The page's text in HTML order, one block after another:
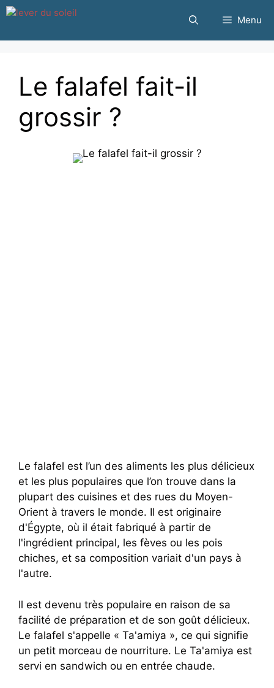
Passer
contenu
Menu
Le falafel fait-il
grossir ?
Le falafel est l’un des aliments les plus délicieux
et les plus populaires que l’on trouve dans la
plupart des cuisines et des rues du Moyen-
Orient à travers le monde. Il est originaire
d'Égypte, où il était fabriqué à partir de
l'ingrédient principal, les fèves ou les pois
chiches, et sa composition variait d'un pays à
l'autre.
Il est devenu très populaire en raison de sa
facilité de préparation et de son goût délicieux.
Le falafel s'appelle « Ta'amiya », ce qui signifie
un petit morceau de nourriture. Le Ta'amiya est
servi en sandwich ou en entrée chaude.